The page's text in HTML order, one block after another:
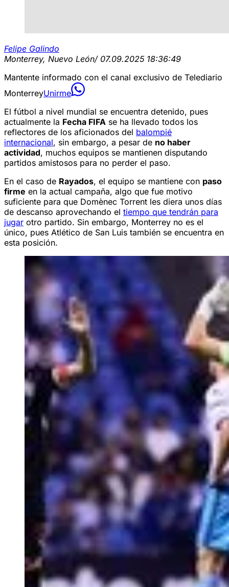
Felipe Galindo
Monterrey, Nuevo León/ 07.09.2025 18:36:49
Mantente informado con el canal exclusivo de Telediario
MonterreyUnirme
El fútbol a nivel mundial se encuentra detenido, pues
actualmente la Fecha FIFA se ha llevado todos los
reflectores de los aficionados del balompié
internacional, sin embargo, a pesar de no haber
actividad, muchos equipos se mantienen disputando
partidos amistosos para no perder el paso.
En el caso de Rayados, el equipo se mantiene con paso
firme en la actual campaña, algo que fue motivo
suficiente para que Domènec Torrent les diera unos días
de descanso aprovechando el tiempo que tendrán para
jugar otro partido. Sin embargo, Monterrey no es el
único, pues Atlético de San Luis también se encuentra en
esta posición.